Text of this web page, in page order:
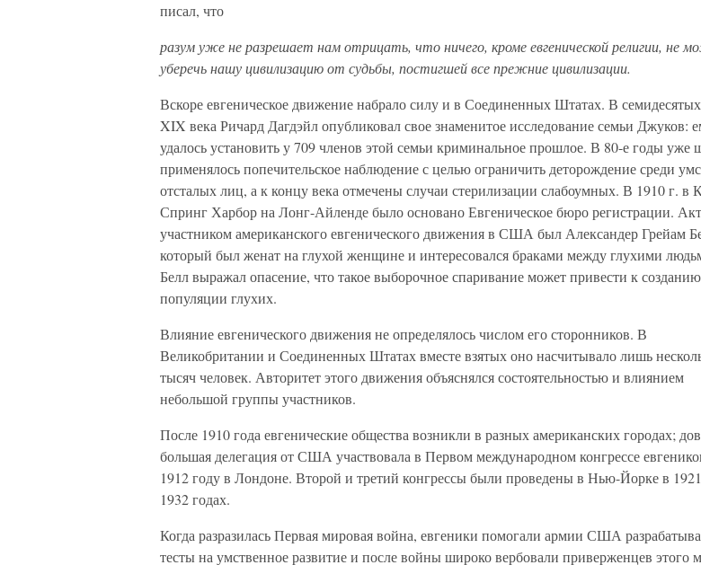
писал, что
разум уже не разрешает нам отрицать, что ничего, кроме евгенической религии, не
уберечь нашу цивилизацию от судьбы, постигшей все прежние цивилизации.
Вскоре евгеническое движение набрало силу и в Соединенных Штатах. В
XIX века Ричард Дагдэйл опубликовал свое знаменитое исследование семьи Джуков:
удалось установить у 709 членов этой семьи криминальное прошлое. В 80-е годы уже
применялось попечительское наблюдение с целью ограничить деторождение среди
отсталых лиц, а к концу века отмечены случаи стерилизации слабоумных. В 1910 г. в
Спринг Харбор на Лонг-Айленде было основано Евгеническое бюро регистрации.
участником американского евгенического движения в США был Александер Грейам
который был женат на глухой женщине и интересовался браками между глухими
Белл выражал опасение, что такое выборочное спаривание может привести к созданию
популяции глухих.
Влияние евгенического движения не определялось числом его сторонников. В
Великобритании и Соединенных Штатах вместе взятых оно насчитывало лишь
тысяч человек. Авторитет этого движения объяснялся состоятельностью и влиянием
небольшой группы участников.
После 1910 года евгенические общества возникли в разных американских городах;
большая делегация от США участвовала в Первом международном конгрессе
1912 году в Лондоне. Второй и третий конгрессы были проведены в Нью-Йорке в
1932 годах.
Когда разразилась Первая мировая война, евгеники помогали армии США
тесты на умственное развитие и после войны широко вербовали приверженцев этого